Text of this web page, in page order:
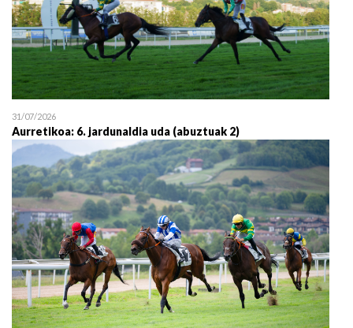
31/07/2026
Aurretikoa: 6. jardunaldia uda (abuztuak 2)